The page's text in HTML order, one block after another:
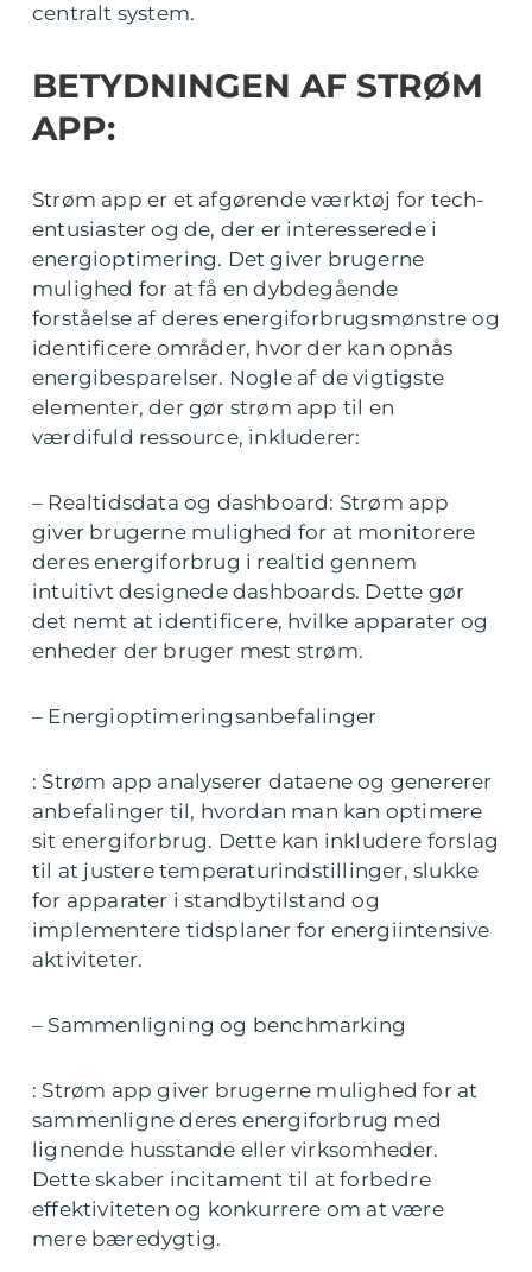
centralt system.
BETYDNINGEN AF STRØM
APP:
Strøm app er et afgørende værktøj for tech-
entusiaster og de, der er interesserede i
energioptimering. Det giver brugerne
mulighed for at få en dybdegående
forståelse af deres energiforbrugsmønstre og
identificere områder, hvor der kan opnås
energibesparelser. Nogle af de vigtigste
elementer, der gør strøm app til en
værdifuld ressource, inkluderer:
– Realtidsdata og dashboard: Strøm app
giver brugerne mulighed for at monitorere
deres energiforbrug i realtid gennem
intuitivt designede dashboards. Dette gør
det nemt at identificere, hvilke apparater og
enheder der bruger mest strøm.
– Energioptimeringsanbefalinger
: Strøm app analyserer dataene og genererer
anbefalinger til, hvordan man kan optimere
sit energiforbrug. Dette kan inkludere forslag
til at justere temperaturindstillinger, slukke
for apparater i standbytilstand og
implementere tidsplaner for energiintensive
aktiviteter.
– Sammenligning og benchmarking
: Strøm app giver brugerne mulighed for at
sammenligne deres energiforbrug med
lignende husstande eller virksomheder.
Dette skaber incitament til at forbedre
effektiviteten og konkurrere om at være
mere bæredygtig.